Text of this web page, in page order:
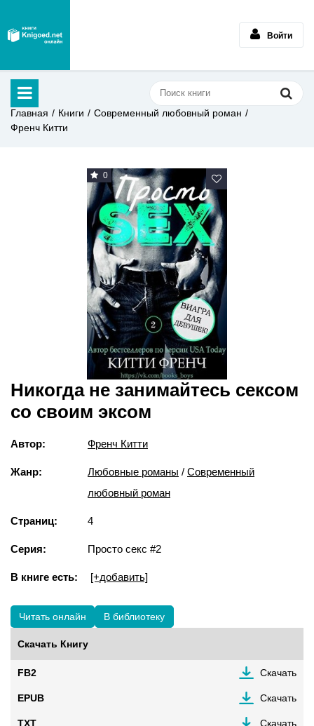
Войти
Главная Книги
Современный любовный роман
Френч Китти
0
Никогда не занимайтесь сексом
со своим эксом
Автор: Френч Китти
Жанр: Любовные романы / Современный
любовный роман
Страниц: 4
Серия: Просто секс #2
В книге есть: [+добавить]
Читать онлайн В библиотеку
Скачать Книгу
FB2 Скачать
EPUB Скачать
TXT Скачать